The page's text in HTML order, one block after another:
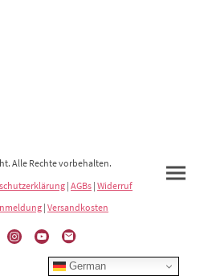
Alle Rechte vorbehalten.
| AGBs | Widerruf
| Versandkosten
German